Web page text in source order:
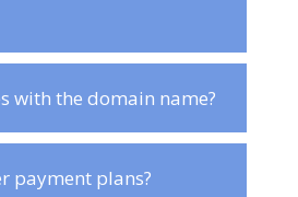
with the domain name?
payment plans?